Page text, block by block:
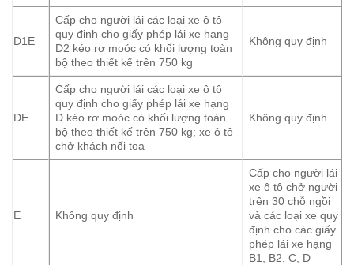
D1E
Cấp cho người lái các loại xe ô tô
quy định cho giấy phép lái xe hạng
D2 kéo rơ moóc có khối lượng toàn
bộ theo thiết kế trên 750 kg
Không quy định
DE
Cấp cho người lái các loại xe ô tô
quy định cho giấy phép lái xe hạng
D kéo rơ moóc có khối lượng toàn
bộ theo thiết kế trên 750 kg; xe ô tô
chở khách nối toa
Không quy định
E Không quy định
Cấp cho người lái
xe ô tô chở người
trên 30 chỗ ngồi
và các loại xe quy
định cho các giấy
phép lái xe hạng
B1, B2, C, D